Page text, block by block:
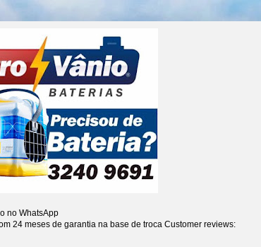
no WhatsApp
24 meses de garantia na base de troca Customer reviews: